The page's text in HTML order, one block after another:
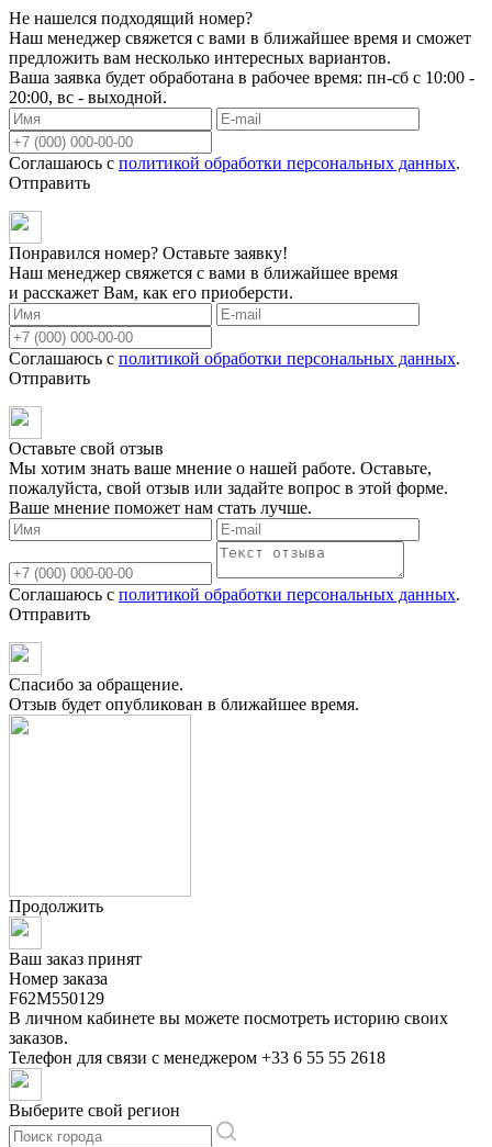
Не нашелся подходящий номер?
Наш менеджер свяжется с вами в ближайшее время и сможет
предложить вам несколько интересных вариантов.
Ваша заявка будет обработана в рабочее время: пн-сб с 10:00 -
20:00, вс - выходной.
Соглашаюсь с политикой обработки персональных данных.
Отправить
Понравился номер? Оставьте заявку!
Наш менеджер свяжется с вами в ближайшее время
и расскажет Вам, как его приоберсти.
Соглашаюсь с политикой обработки персональных данных.
Отправить
Оставьте свой отзыв
Мы хотим знать ваше мнение о нашей работе. Оставьте,
пожалуйста, свой отзыв или задайте вопрос в этой форме.
Ваше мнение поможет нам стать лучше.
Соглашаюсь с политикой обработки персональных данных.
Отправить
Спасибо за обращение.
Отзыв будет опубликован в ближайшее время.
Продолжить
Ваш заказ принят
Номер заказа
F62M550129
В личном кабинете вы можете посмотреть историю своих
заказов.
Телефон для связи с менеджером +33 6 55 55 2618
Выберите свой регион